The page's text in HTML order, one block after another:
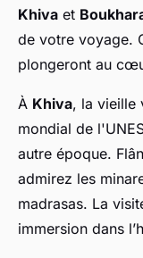
Khiva et
de votre voyage.
plongeront au
À Khiva, la vieille
mondial de
autre époque.
admirez les
madrasas. La
immersion dans